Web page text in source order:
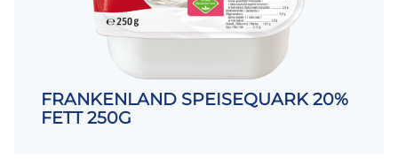
FRANKENLAND SPEISEQUARK 20%
FETT 250G